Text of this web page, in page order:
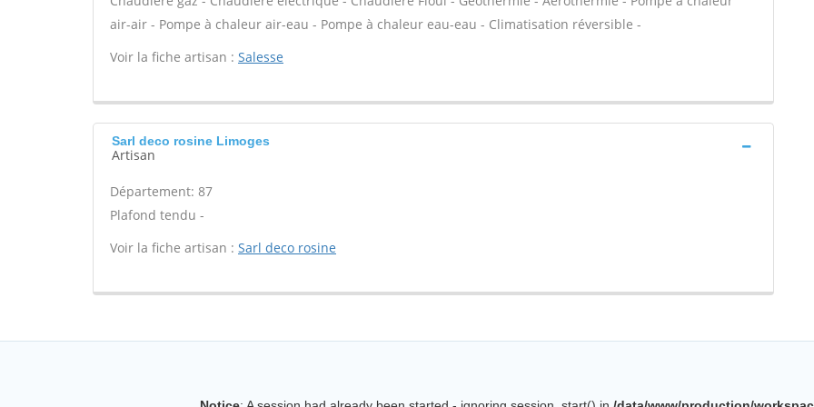
air-air - Pompe à chaleur air-eau - Pompe à chaleur eau-eau - Climatisation réversible -
Voir la fiche artisan : Salesse
Sarl deco rosine Limoges
Artisan
Département: 87
Plafond tendu -
Voir la fiche artisan : Sarl deco rosine